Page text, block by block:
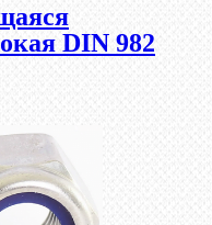
DIN 982